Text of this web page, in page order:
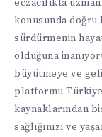
konusunda doğru
sürdürmenin
olduğuna
büyütmeye ve
platformu
kaynaklarından
sağlığınızı ve